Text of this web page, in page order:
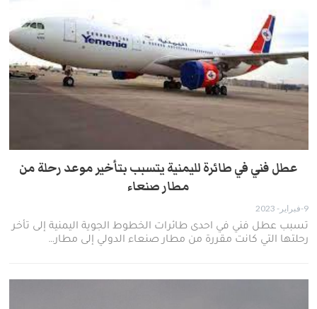
عطل فني في طائرة لليمنية يتسبب بتأخير موعد رحلة من
مطار صنعاء
9-فبراير- 2023
تسبب عطل فني في احدى طائرات الخطوط الجوية اليمنية إلى تأخر
رحلتها التي كانت مقررة من مطار صنعاء الدولي إلى مطار…